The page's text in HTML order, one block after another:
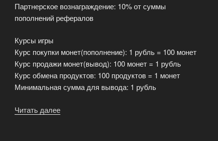
Партнерское вознаграждение: 10% от суммы
пополнений рефералов
Курсы игры
Курс покупки монет(пополнение): 1 рубль = 100 монет
Курс продажи монет(вывод): 100 монет = 1 рубль
Курс обмена продуктов: 100 продуктов = 1 монет
Минимальная сумма для вывода: 1 рубль
Читать далее